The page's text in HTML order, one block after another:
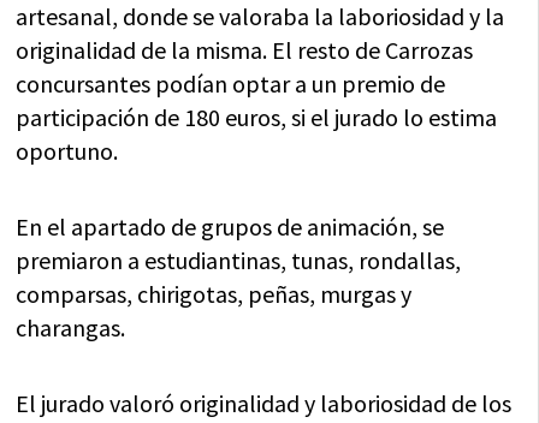
artesanal, donde se valoraba la laboriosidad y la
originalidad de la misma. El resto de Carrozas
concursantes podían optar a un premio de
participación de 180 euros, si el jurado lo estima
oportuno.
En el apartado de grupos de animación, se
premiaron a estudiantinas, tunas, rondallas,
comparsas, chirigotas, peñas, murgas y
charangas.
El jurado valoró originalidad y laboriosidad de los